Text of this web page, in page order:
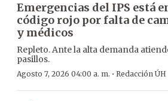
Emergencias del IPS está
código rojo por falta de
y médicos
Repleto. Ante la alta demanda
pasillos.
Agosto 7, 2026 04:00 a. m. · Redacción ÚH